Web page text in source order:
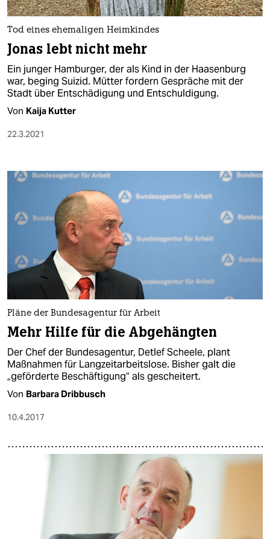
nord
wahrheit
verlag
verlag
veranstaltungen
fragen & hilfe
unterstützen
abo
genossenschaft
epaper login
Tod eines ehemaligen Heimkindes
Jonas lebt nicht mehr
Ein junger Hamburger, der als Kind in der Haasenburg
war, beging Suizid. Mütter fordern Gespräche mit der
Stadt über Entschädigung und Entschuldigung.
Von Kaija Kutter
22.3.2021
Pläne der Bundesagentur für Arbeit
Mehr Hilfe für die Abgehängten
Der Chef der Bundesagentur, Detlef Scheele, plant
Maßnahmen für Langzeitarbeitslose. Bisher galt die
„geförderte Beschäftigung“ als gescheitert.
Von Barbara Dribbusch
10.4.2017